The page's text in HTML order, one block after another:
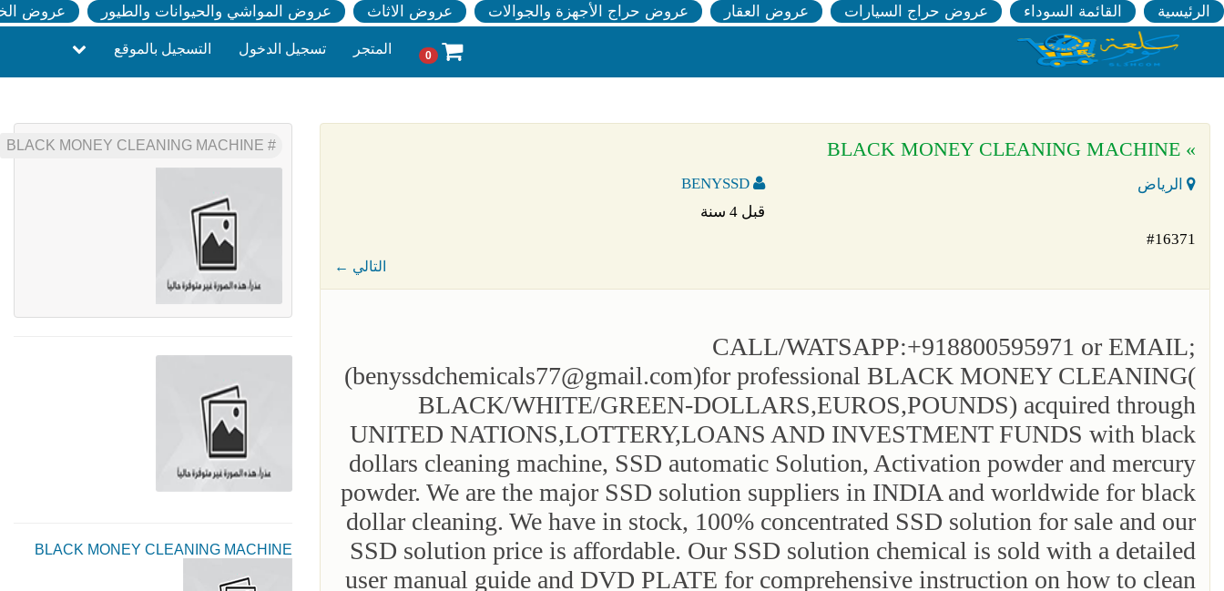
الرئيسية القائمة السوداء عروض حراج السيارات عروض العقار عروض حراج الأجهزة والجوالات عروض الاثاث عروض المواشي والحيوانات والطيور عروض
0 المتجر تسجيل الدخول التسجيل بالموقع
» BLACK MONEY CLEANING MACHINE
الرياض
قبل 4 سنة
#16371
← التالي
CALL/WATSAPP:+918800595971 or EMAIL;
(benyssdchemicals77@gmail.com)for professional BLACK MONEY CLEANING(
BLACK/WHITE/GREEN-DOLLARS,EUROS,POUNDS) acquired through
UNITED NATIONS,LOTTERY,LOANS AND INVESTMENT FUNDS with black
dollars cleaning machine, SSD automatic Solution, Activation powder and mercury
powder. We are the major SSD solution suppliers in INDIA and worldwide for black
dollar cleaning. We have in stock, 100% concentrated SSD solution for sale and our
SSD solution price is affordable. Our SSD solution chemical is sold with a detailed
user manual guide and DVD PLATE for comprehensive instruction on how to clean
BLACK MONEY CLEANING MACHINE